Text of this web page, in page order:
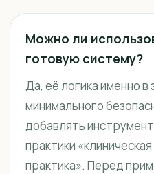
Можно ли
готовую систему?
Да, её логика именно в
минимального
добавлять
практики
практика». Перед